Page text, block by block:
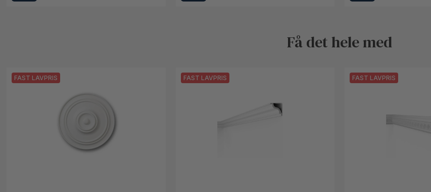
Få det hele med
FAST LAVPRIS FAST LAVPRIS FAST LAVPRIS